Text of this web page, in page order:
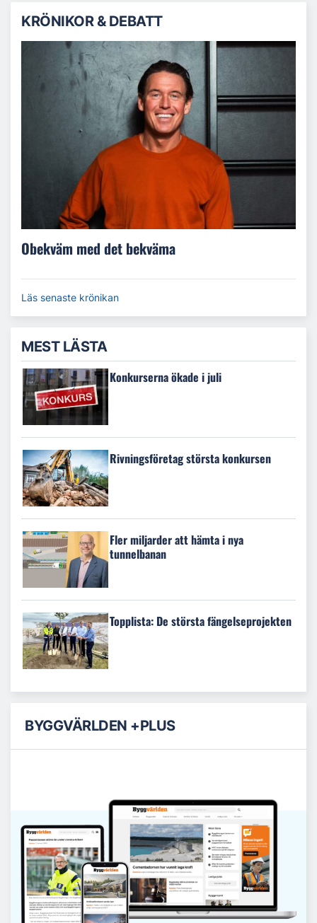
KRÖNIKOR & DEBATT
Obekväm med det bekväma
Läs senaste krönikan
MEST LÄSTA
Konkurserna ökade i juli
Rivningsföretag största konkursen
Fler miljarder att hämta i nya
tunnelbanan
Topplista: De största fängelseprojekten
BYGGVÄRLDEN +PLUS